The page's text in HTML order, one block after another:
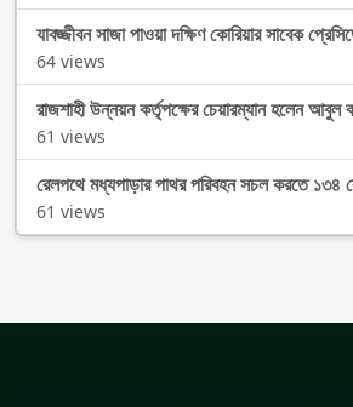
যাবজ্জীবন সাজা পাওয়া দক্ষিণ কোরিয়ার সাবেক
64 views
রাজশাহী উন্নয়ন কর্তৃপক্ষের চেয়ারম্যান হলেন আবুল
61 views
রেলপথে মধ্যপাড়ার পাথর পরিবহন সচল করতে ১৩৪
61 views